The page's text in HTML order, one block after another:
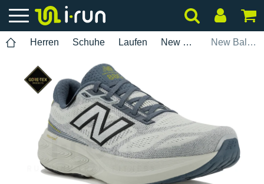
Herren Schuhe Laufen New Balance New Balance Fresh Foqm X 880 V15 Gore-Tex Herren